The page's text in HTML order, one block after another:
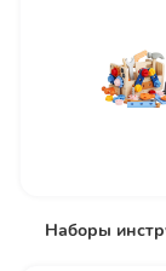
Наборы